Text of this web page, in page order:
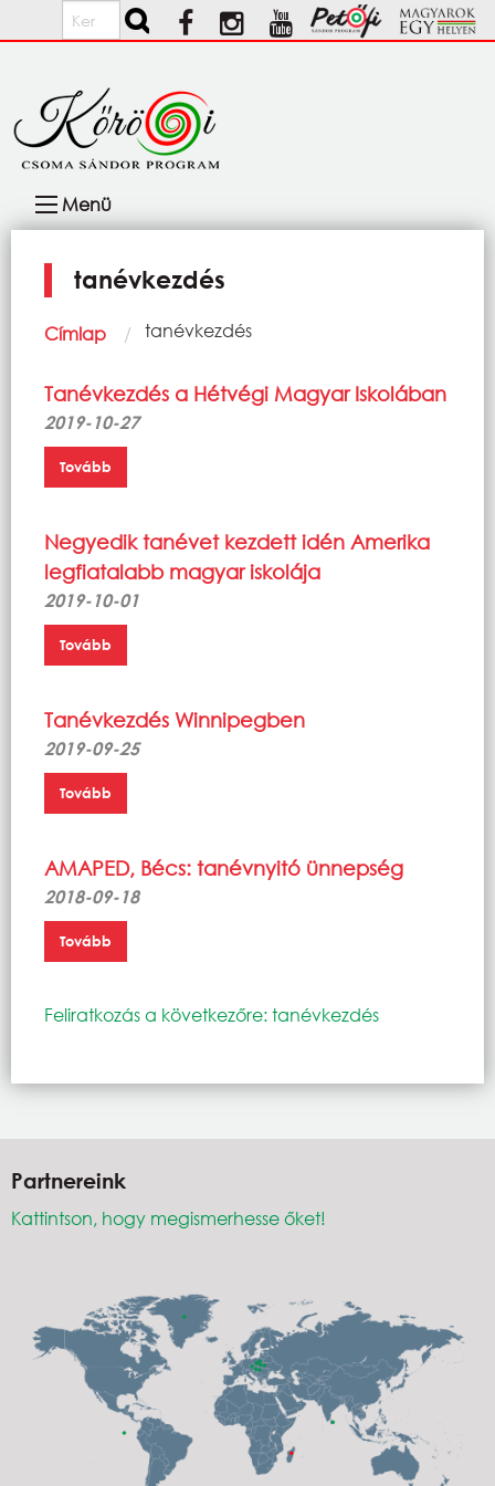
Ugrás a tartalomra
Keresés
navigáció
Menü
tanévkezdés
Morzsa
Címlap Current:
tanévkezdés
Tanévkezdés a Hétvégi Magyar Iskolában
2019-10-27
Tovább
Negyedik tanévet kezdett idén Amerika
legfiatalabb magyar iskolája
2019-10-01
Tovább
Tanévkezdés Winnipegben
2019-09-25
Tovább
AMAPED, Bécs: tanévnyitó ünnepség
2018-09-18
Tovább
Feliratkozás a következőre: tanévkezdés
Partnereink
Kattintson, hogy megismerhesse őket!